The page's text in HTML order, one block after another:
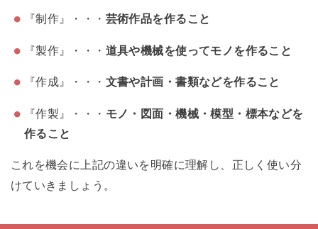
『制作』・・・ 芸術作品を作ること
『製作』・・・ 道具や機械を使ってモノを作ること
『作成』・・・ 文書や計画・書類などを作ること
『作製』・・・ モノ・図面・機械・模型・標本などを
作ること
これを機会に上記の違いを明確に理解し、正しく使い分
けていきましょう。